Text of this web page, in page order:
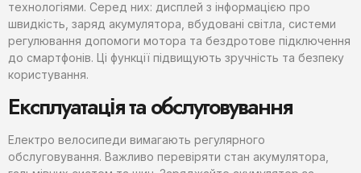
технологіями. Серед них: дисплей з інформацією про
швидкість, заряд акумулятора, вбудовані світла, системи
регулювання допомоги мотора та бездротове підключення
до смартфонів. Ці функції підвищують зручність та безпеку
користування.
Експлуатація та обслуговування
Електро велосипеди вимагають регулярного
обслуговування. Важливо перевіряти стан акумулятора,